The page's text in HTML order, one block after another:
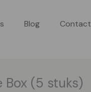
Blog Contact
Box (5 stuks)